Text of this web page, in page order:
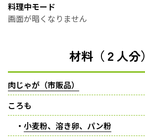
料理中モード
画面が暗くなりません
材料（２人分）
肉じゃが（市販品）
ころも
・ 小麦粉、溶き卵、パン粉